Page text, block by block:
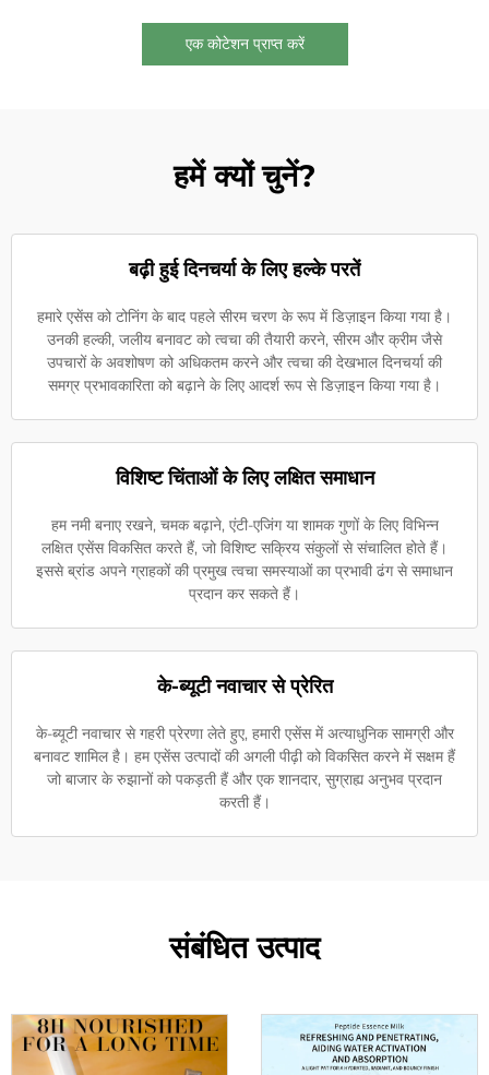
एक कोटेशन प्राप्त करें
हमें क्यों चुनें?
बढ़ी हुई दिनचर्या के लिए हल्के परतें
हमारे एसेंस को टोनिंग के बाद पहले सीरम चरण के रूप में डिज़ाइन किया गया है।
उनकी हल्की, जलीय बनावट को त्वचा की तैयारी करने, सीरम और क्रीम जैसे
उपचारों के अवशोषण को अधिकतम करने और त्वचा की देखभाल दिनचर्या की
समग्र प्रभावकारिता को बढ़ाने के लिए आदर्श रूप से डिज़ाइन किया गया है।
विशिष्ट चिंताओं के लिए लक्षित समाधान
हम नमी बनाए रखने, चमक बढ़ाने, एंटी-एजिंग या शामक गुणों के लिए विभिन्न
लक्षित एसेंस विकसित करते हैं, जो विशिष्ट सक्रिय संकुलों से संचालित होते हैं।
इससे ब्रांड अपने ग्राहकों की प्रमुख त्वचा समस्याओं का प्रभावी ढंग से समाधान
प्रदान कर सकते हैं।
के-ब्यूटी नवाचार से प्रेरित
के-ब्यूटी नवाचार से गहरी प्रेरणा लेते हुए, हमारी एसेंस में अत्याधुनिक सामग्री और
बनावट शामिल है। हम एसेंस उत्पादों की अगली पीढ़ी को विकसित करने में सक्षम हैं
जो बाजार के रुझानों को पकड़ती हैं और एक शानदार, सुग्राह्य अनुभव प्रदान
करती हैं।
संबंधित उत्पाद